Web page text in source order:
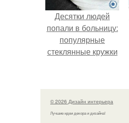
Десятки людей
попали в больницу:
популярные
стеклянные кружки
взрываются при
мытье.
© 2026 Дизайн интерьера
Лучшие идеи декора и дизайна!